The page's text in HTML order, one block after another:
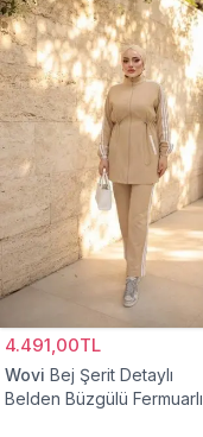
4.491,00TL
Wovi Bej Şerit Detaylı
Belden Büzgülü Fermuarlı